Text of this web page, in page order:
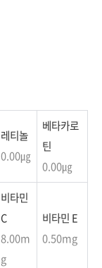
레티놀
0.00㎍
베타카로
틴
0.00㎍
비타민
C
8.00m
g
비타민 E
0.50mg